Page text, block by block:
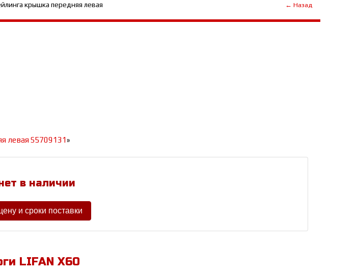
крышка передняя левая ← Назад
левая S5709131»
в наличии
и сроки поставки
LIFAN Х60